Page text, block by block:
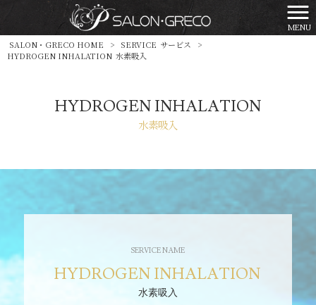
MENU
SALON・GRECO HOME > SERVICE サービス
>
HYDROGEN INHALATION 水素吸入
HYDROGEN INHALATION
水素吸入
HYDROGEN INHALATION
水素吸入